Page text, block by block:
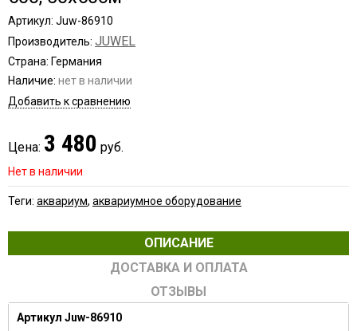
Артикул: Juw-86910
Производитель: JUWEL
Страна: Германия
Наличие: нет в наличии
Добавить к сравнению
Цена: 3 480 руб.
Нет в наличии
Теги: аквариум, аквариумное оборудование
ОПИСАНИЕ
ДОСТАВКА И ОПЛАТА
ОТЗЫВЫ
Артикул Juw-86910